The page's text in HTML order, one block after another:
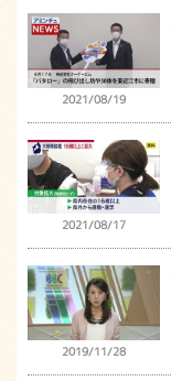
2021/08/19
2021/08/17
2019/11/28